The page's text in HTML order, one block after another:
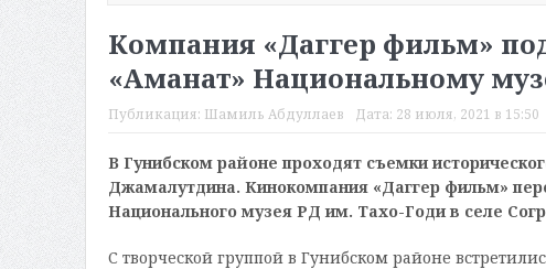
Компания «Даггер фильм»
«Аманат» Национальному
Публикация: Шамиль Абдуллаев Дата: 28 июля, 2021 в 15:50
В Гунибском районе проходят съемки
Джамалутдина. Кинокомпания «Даггер фильм»
Национального музея РД им. Тахо-Годи в селе
С творческой группой в Гунибском районе